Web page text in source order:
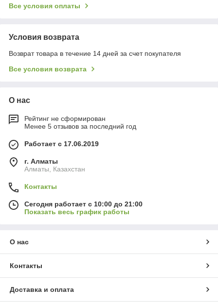
Все условия оплаты
Условия возврата
Возврат товара в течение 14 дней за счет покупателя
Все условия возврата
О нас
Рейтинг не сформирован
Менее 5 отзывов за последний год
Работает с 17.06.2019
г. Алматы
Алматы, Казахстан
Контакты
Сегодня работает с 10:00 до 21:00
Показать весь график работы
О нас
Контакты
Доставка и оплата